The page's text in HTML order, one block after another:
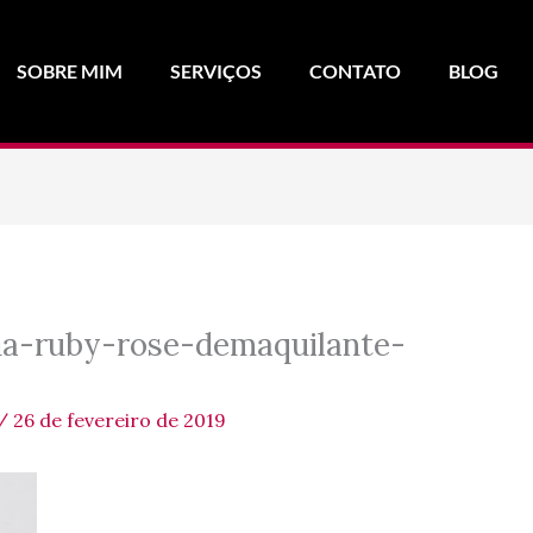
SOBRE MIM SERVIÇOS CONTATO BLOG
ruby-rose-demaquilante-
/ 26 de fevereiro de 2019